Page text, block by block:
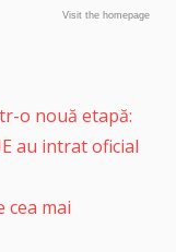
Visit the homepage
o nouă etapă:
au intrat oficial
cea mai